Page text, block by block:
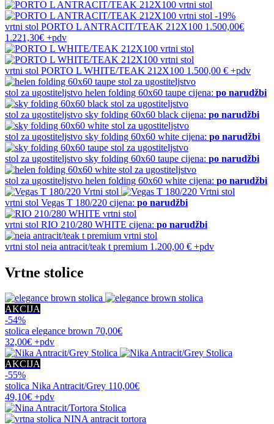
-19%
vrtni stol PORTO L ANTRACIT/TEAK 212X100 1.500,00€
1.221,30€ +pdv
vrtni stol PORTO L WHITE/TEAK 212X100 1.500,00 € +pdv
stol za ugostiteljstvo helen folding 60x60 taupe cijena: po narudžbi
stol za ugostiteljstvo sky folding 60x60 black cijena: po narudžbi
stol za ugostiteljstvo sky folding 60x60 white cijena: po narudžbi
stol za ugostiteljstvo sky folding 60x60 taupe cijena: po narudžbi
stol za ugostiteljstvo helen folding 60x60 white cijena: po narudžbi
vrtni stol Vegas T 180/220 cijena: po narudžbi
vrtni stol RIO 210/280 WHITE cijena: po narudžbi
vrtni stol neia antracit/teak t premium 1.200,00 € +pdv
Vrtne stolice
AKCIJA
-54%
stolica elegance brown 70,00€
32,00€ +pdv
AKCIJA
-55%
stolica Nika Antracit/Grey 110,00€
49,10€ +pdv